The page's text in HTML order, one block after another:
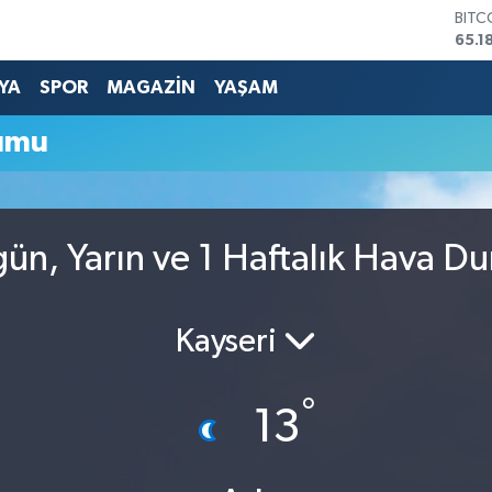
SPOR MAGAZİN YAŞAM
Yarın ve 1 Haftalık Hava
Kayseri
13°